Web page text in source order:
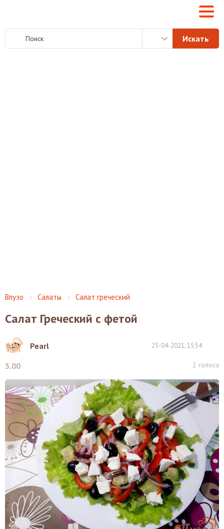
Впузо Салаты Салат греческий
Салат Греческий с фетой
Pearl 25-04-2021, 15:54
5.00 2 голоса